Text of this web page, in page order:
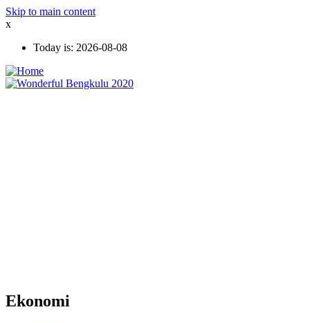
Skip to main content
x
Today is: 2026-08-08
Ekonomi